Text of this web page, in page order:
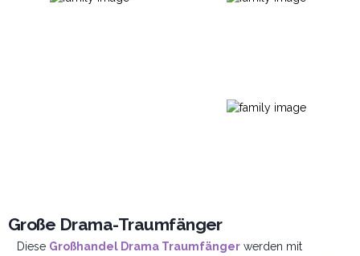
Große Drama-Traumfänger
Diese Großhandel Drama Traumfängerwerden mit